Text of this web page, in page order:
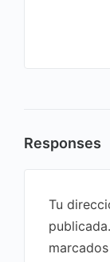
Responses
Tu
publicada.